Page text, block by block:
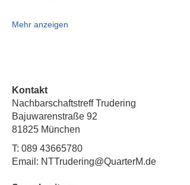
Mehr anzeigen
Kontakt
Nachbarschaftstreff Trudering
Bajuwarenstraße 92
81825 München
T: 089 43665780
Email: NTTrudering@QuarterM.de